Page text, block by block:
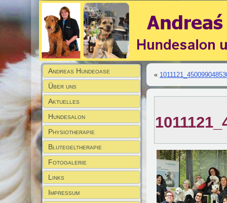
Andreas Hundeoase
Über uns
Aktuelles
Hundesalon
Physiotherapie
Blutegeltherapie
Fotogalerie
Links
Impressum
«